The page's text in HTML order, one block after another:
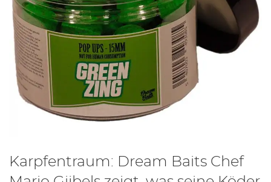
Karpfentraum: Dream Baits Chef